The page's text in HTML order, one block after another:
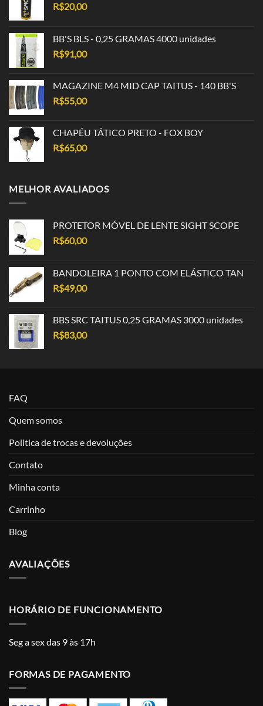
R$20,00
BB'S BLS - 0,25 GRAMAS 4000 unidades
R$91,00
MAGAZINE M4 MID CAP TAITUS - 140 BB'S
R$55,00
CHAPÉU TÁTICO PRETO - FOX BOY
R$65,00
MELHOR AVALIADOS
PROTETOR MÓVEL DE LENTE SIGHT SCOPE
R$60,00
BANDOLEIRA 1 PONTO COM ELÁSTICO TAN
R$49,00
BBS SRC TAITUS 0,25 GRAMAS 3000 unidades
R$83,00
FAQ
Quem somos
Politica de trocas e devoluções
Contato
Minha conta
Carrinho
Blog
AVALIAÇÕES
HORÁRIO DE FUNCIONAMENTO
Seg a sex das 9 às 17h
FORMAS DE PAGAMENTO